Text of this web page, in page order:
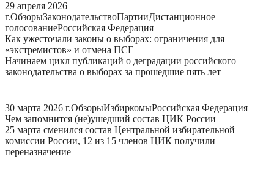
29 апреля 2026
г.ОбзорыЗаконодательствоПартииДистанционное
голосованиеРоссийская Федерация
Как ужесточали законы о выборах: ограничения для
«экстремистов» и отмена ПСГ
Начинаем цикл публикаций о деградации российского
законодательства о выборах за прошедшие пять лет
30 марта 2026 г.ОбзорыИзбиркомыРоссийская Федерация
Чем запомнится (не)ушедший состав ЦИК России
25 марта сменился состав Центральной избирательной
комиссии России, 12 из 15 членов ЦИК получили
переназначение